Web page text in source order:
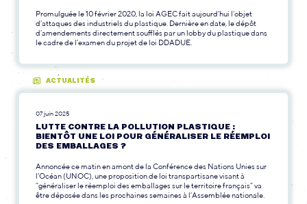
Promulguée le 10 février 2020, la loi AGEC fait aujourd’hui l’objet
d’attaques des industriels du plastique. Dernière en date, le dépôt
d’amendements directement soufflés par un lobby du plastique dans
le cadre de l’examen du projet de loi DDADUE.
ACTUALITÉS
07 juin 2025
LUTTE CONTRE LA POLLUTION PLASTIQUE :
BIENTÔT UNE LOI POUR GÉNÉRALISER LE RÉEMPLOI
DES EMBALLAGES ?
Annoncée ce matin en amont de la Conférence des Nations Unies sur
l’Océan (UNOC), une proposition de loi transpartisane visant à
“généraliser le réemploi des emballages sur le territoire français” va
être déposée dans les prochaines semaines à l’Assemblée nationale.